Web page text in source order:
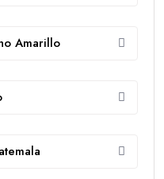
Amarillo